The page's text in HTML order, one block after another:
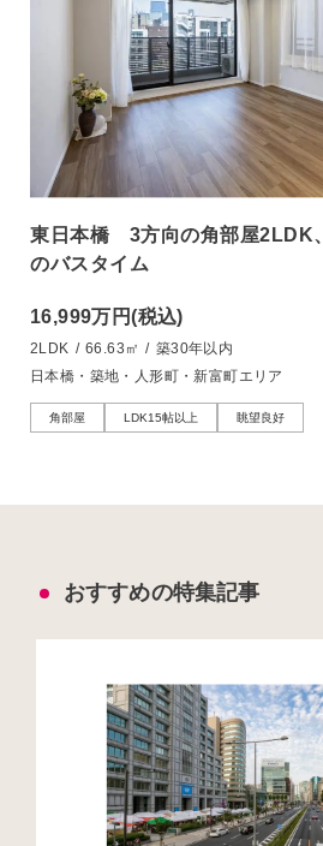
東日本橋 3方向の角部屋2LDK
のバスタイム
16,999万円(税込)
2LDK / 66.63㎡ / 築30年以内
日本橋・築地・人形町・新富町エリア
角部屋 LDK15帖以上 眺望良好
おすすめの特集記事